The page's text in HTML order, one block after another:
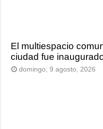
El multiespacio
ciudad fue
domingo, 9 agosto, 2026